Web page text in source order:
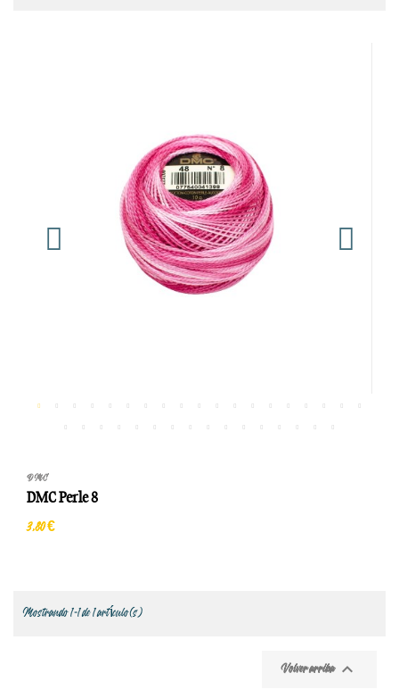
DMC
DMC Perle 8
3,80 €
Mostrando 1-1 de 1 artículo(s)
Volver arriba 